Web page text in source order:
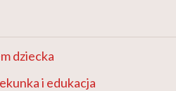
dziecka
i edukacja